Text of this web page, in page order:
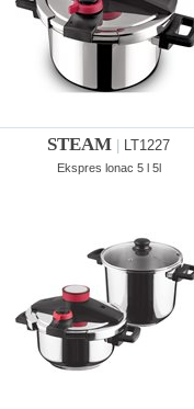
STEAM LT1227
Ekspres lonac 5 l 5l